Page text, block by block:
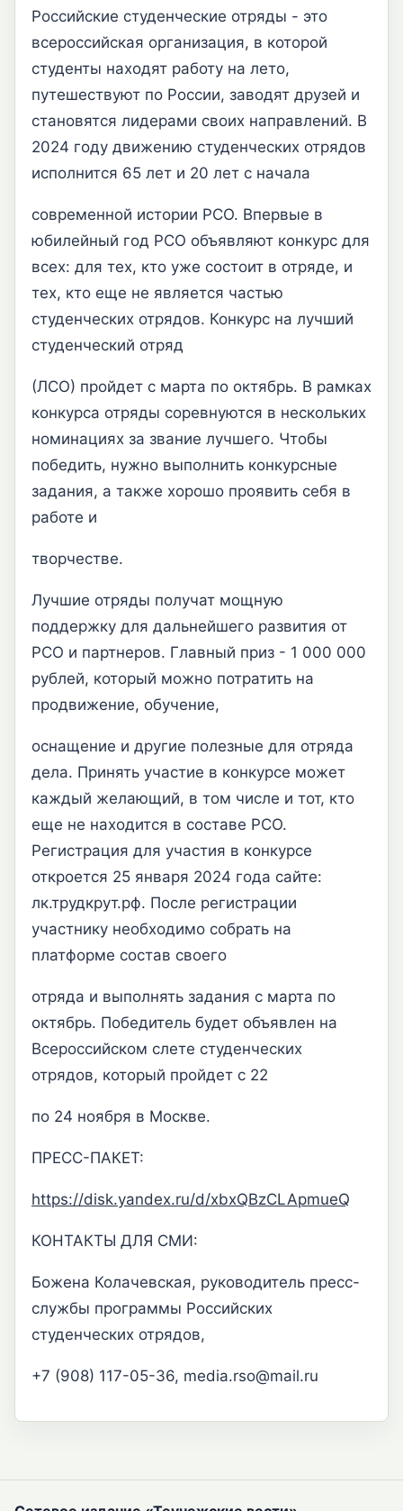
Российские студенческие отряды - это
всероссийская организация, в которой
студенты находят работу на лето,
путешествуют по России, заводят друзей и
становятся лидерами своих направлений. В
2024 году движению студенческих отрядов
исполнится 65 лет и 20 лет с начала
современной истории РСО. Впервые в
юбилейный год РСО объявляют конкурс для
всех: для тех, кто уже состоит в отряде, и
тех, кто еще не является частью
студенческих отрядов. Конкурс на лучший
студенческий отряд
(ЛСО) пройдет с марта по октябрь. В рамках
конкурса отряды соревнуются в нескольких
номинациях за звание лучшего. Чтобы
победить, нужно выполнить конкурсные
задания, а также хорошо проявить себя в
работе и
творчестве.
Лучшие отряды получат мощную
поддержку для дальнейшего развития от
РСО и партнеров. Главный приз - 1 000 000
рублей, который можно потратить на
продвижение, обучение,
оснащение и другие полезные для отряда
дела. Принять участие в конкурсе может
каждый желающий, в том числе и тот, кто
еще не находится в составе РСО.
Регистрация для участия в конкурсе
откроется 25 января 2024 года сайте:
лк.трудкрут.рф. После регистрации
участнику необходимо собрать на
платформе состав своего
отряда и выполнять задания с марта по
октябрь. Победитель будет объявлен на
Всероссийском слете студенческих
отрядов, который пройдет с 22
по 24 ноября в Москве.
ПРЕСС-ПАКЕТ:
https://disk.yandex.ru/d/xbxQBzCLApmueQ
КОНТАКТЫ ДЛЯ СМИ:
Божена Колачевская, руководитель пресс-
службы программы Российских
студенческих отрядов,
+7 (908) 117-05-36, media.rso@mail.ru